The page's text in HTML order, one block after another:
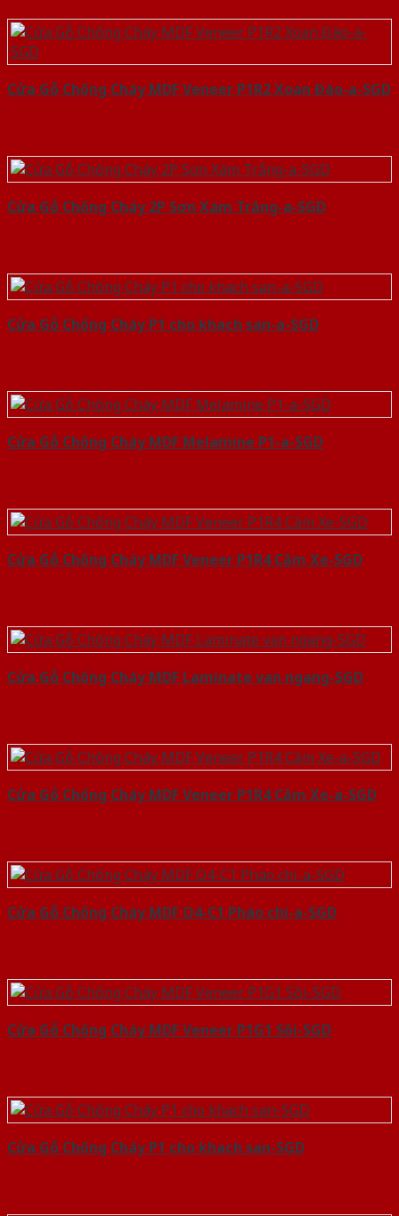
Cửa Gỗ Chống Cháy MDF Veneer P1R2 Xoan Đào-a-SGD
Cửa Gỗ Chống Cháy 2P Sơn Xám Trắng-a-SGD
Cửa Gỗ Chống Cháy P1 cho khach san-a-SGD
Cửa Gỗ Chống Cháy MDF Melamine P1-a-SGD
Cửa Gỗ Chống Cháy MDF Veneer P1R4 Căm Xe-SGD
Cửa Gỗ Chống Cháy MDF Laminate van ngang-SGD
Cửa Gỗ Chống Cháy MDF Veneer P1R4 Căm Xe-a-SGD
Cửa Gỗ Chống Cháy MDF O4-C1 Phào chi-a-SGD
Cửa Gỗ Chống Cháy MDF Veneer P1G1 Sồi-SGD
Cửa Gỗ Chống Cháy P1 cho khach san-SGD